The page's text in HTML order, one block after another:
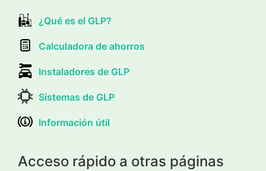
¿Qué es el GLP?
Calculadora de ahorros
Instaladores de GLP
Sistemas de GLP
Información útil
Acceso rápido a otras páginas